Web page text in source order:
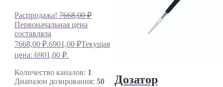
Распродажа! 7668,00₽
Первоначальная цена
составляла
7668,00 ₽.6901,00 ₽Текущая
цена: 6901,00 ₽.
Количество каналов: 1
Диапазон дозирования: 50
Дозатор